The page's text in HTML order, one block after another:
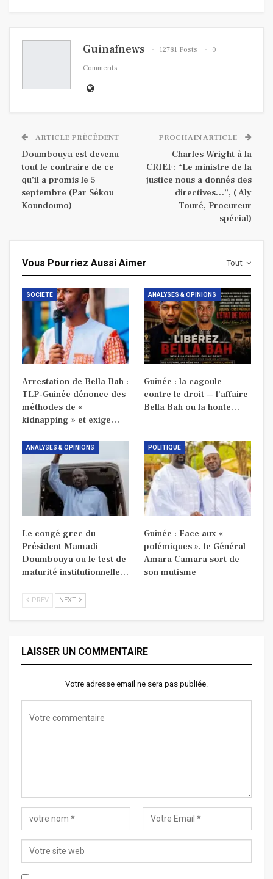
Guinafnews 12781 Posts
0
Comments
ARTICLE PRÉCÉDENT
Doumbouya est devenu
tout le contraire de ce
qu’il a promis le 5
septembre (Par Sékou
Koundouno)
PROCHAIN ARTICLE
Charles Wright à la
CRIEF: “Le ministre de la
justice nous a donnés des
directives…”, ( Aly
Touré, Procureur
spécial)
Tout
Vous Pourriez Aussi Aimer
SOCIETE
Arrestation de Bella Bah :
TLP-Guinée dénonce des
méthodes de «
kidnapping » et exige…
ANALYSES & OPINIONS
Guinée : la cagoule
contre le droit — l’affaire
Bella Bah ou la honte…
ANALYSES & OPINIONS
Le congé grec du
Président Mamadi
Doumbouya ou le test de
maturité institutionnelle…
POLITIQUE
Guinée : Face aux «
polémiques », le Général
Amara Camara sort de
son mutisme
PREV NEXT
LAISSER UN COMMENTAIRE
Votre adresse email ne sera pas publiée.